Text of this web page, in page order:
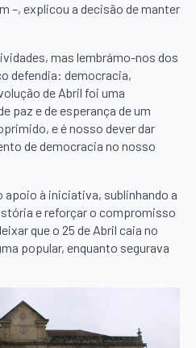
–, explicou a decisão de manter
mas lembrámo-nos dos
defendia: democracia,
de Abril foi uma
paz e de esperança de um
e é nosso dever dar
de democracia no nosso
à iniciativa, sublinhando a
e reforçar o compromisso
que o 25 de Abril caia no
popular, enquanto segurava